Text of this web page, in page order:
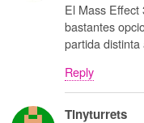
El Mass Effect
bastantes
partida
Reply
Tinyturrets